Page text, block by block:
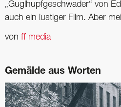
„Guglhupfgeschwader“ von
auch ein lustiger Film. Aber
von ff media
Gemälde aus Worten